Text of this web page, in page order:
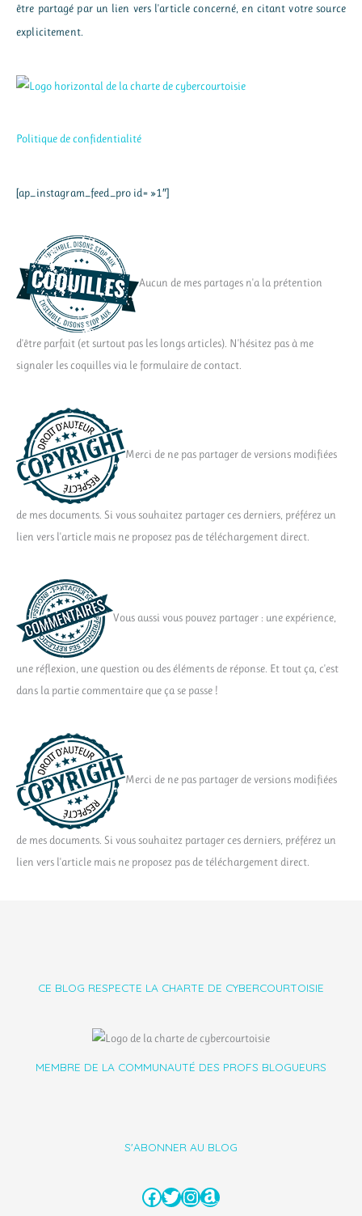
être partagé par un lien vers l'article concerné, en citant votre source
explicitement.
Politique de confidentialité
[ap_instagram_feed_pro id= »1″]
Aucun de mes partages n'a la prétention
d'être parfait (et surtout pas les longs articles). N'hésitez pas à me
signaler les coquilles via le formulaire de contact.
Merci de ne pas partager de versions modifiées
de mes documents. Si vous souhaitez partager ces derniers, préférez un
lien vers l'article mais ne proposez pas de téléchargement direct.
Vous aussi vous pouvez partager : une expérience,
une réflexion, une question ou des éléments de réponse. Et tout ça, c'est
dans la partie commentaire que ça se passe !
Merci de ne pas partager de versions modifiées
de mes documents. Si vous souhaitez partager ces derniers, préférez un
lien vers l'article mais ne proposez pas de téléchargement direct.
CE BLOG RESPECTE LA CHARTE DE CYBERCOURTOISIE
MEMBRE DE LA COMMUNAUTÉ DES PROFS BLOGUEURS
S'ABONNER AU BLOG
Facebook
Twitter
Instagram
Amazon